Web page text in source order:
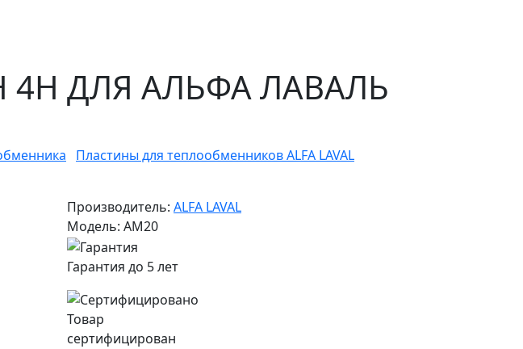
4H ДЛЯ АЛЬФА ЛАВАЛЬ
Пластины для теплообменников ALFA LAVAL
Производитель: ALFA LAVAL
Модель: AM20
Гарантия до 5 лет
Товар
сертифицирован